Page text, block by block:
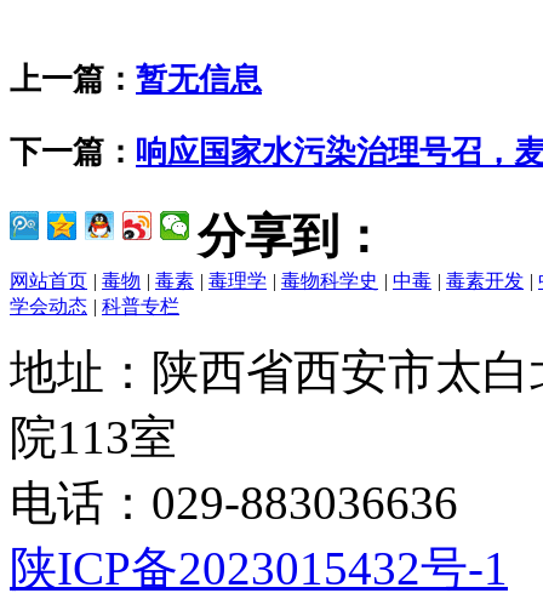
上一篇： 暂无信息
下一篇： 响应国家水污染治理号召，
分享到：
网站首页 | 毒物 | 毒素 | 毒理学 | 毒物科学史 | 中毒 | 毒素开发 |
学会动态 | 科普专栏
地址：陕西省西安市太
院113室
电话：029-883036636
陕ICP备2023015432号-1